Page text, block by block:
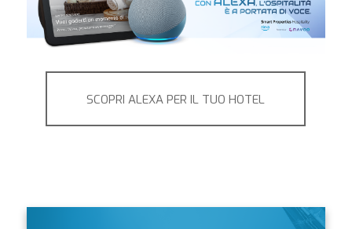
SCOPRI ALEXA PER IL TUO HOTEL